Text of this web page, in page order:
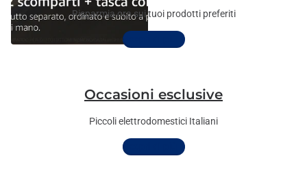
Risparmia ora sui tuoi prodotti preferiti
Scopri di più
Occasioni esclusive
Piccoli elettrodomestici Italiani
Scopri di più